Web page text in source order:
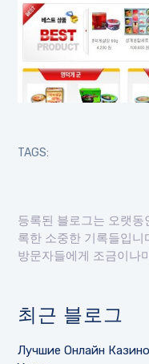
TAGS:
등록된 블로그는 오랫
록한 소중한 기록들입니
방문자들에게 조금이나
최근 블로그
Лучшие Онлайн